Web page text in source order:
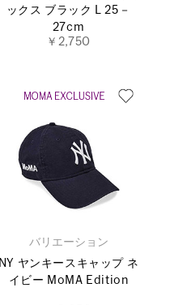
ックス ブラック L 25－
27cm
￥2,750
バリエーション
NY ヤンキースキャップ ネ
イビー MoMA Edition